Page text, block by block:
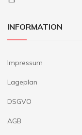
INFORMATION
Impressum
Lageplan
DSGVO
AGB